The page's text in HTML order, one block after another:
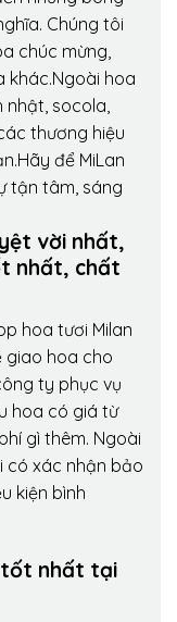
Chúng tôi
chúc mừng,
khác.Ngoài hoa
socola,
thương hiệu
để MiLan
tận tâm, sáng
vời nhất,
nhất, chất
hoa tươi Milan
giao hoa cho
ty phục vụ
hoa có giá từ
gì thêm. Ngoài
có xác nhận bảo
kiện bình
tốt nhất tại